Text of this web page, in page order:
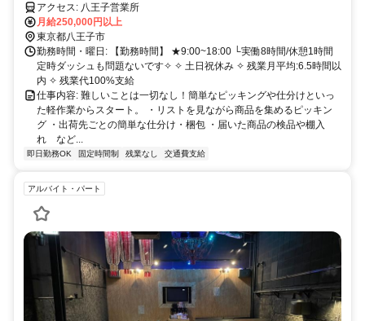
アクセス: 八王子営業所
月給250,000円以上
東京都八王子市
勤務時間・曜日: 【勤務時間】 ★9:00~18:00 └実働8時間/休憩1時間
定時ダッシュも問題ないです✧ ✧ 土日祝休み ✧ 残業月平均:6.5時間以
内 ✧ 残業代100%支給
仕事内容: 難しいことは一切なし！簡単なピッキングや仕分けといっ
た軽作業からスタート。 ・リストを見ながら商品を集めるピッキン
グ ・出荷先ごとの簡単な仕分け・梱包 ・届いた商品の検品や棚入
れ など...
即日勤務OK 固定時間制 残業なし 交通費支給
アルバイト・パート